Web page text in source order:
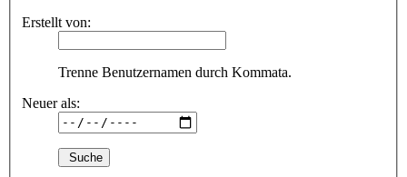
Erstellt von:
Trenne Benutzernamen durch Kommata.
Neuer als: